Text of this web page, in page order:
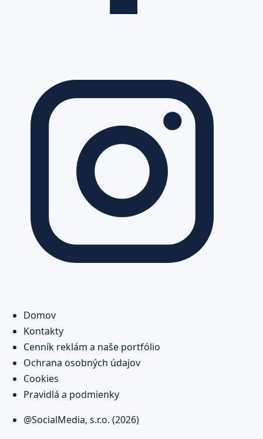
Domov
Kontakty
Cenník reklám a naše portfólio
Ochrana osobných údajov
Cookies
Pravidlá a podmienky
@SocialMedia, s.r.o. (2026)